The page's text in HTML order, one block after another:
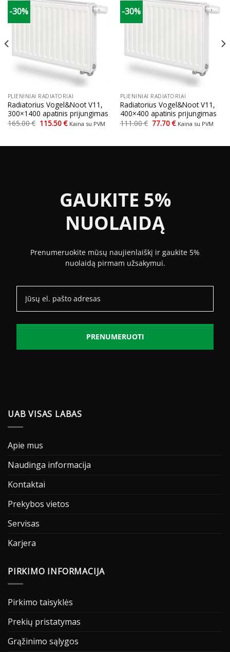
-30%
PLIENINIAI RADIATORIAI
Radiatorius Vogel&Noot V11,
300×1400 apatinis prijungimas
165.00€ Original
price
115.50€Current
price
Kaina su PVM
-30%
PLIENINIAI RADIATORIAI
Radiatorius Vogel&Noot V11,
400×400 apatinis prijungimas
111.00€ Original
price
77.70€Current
price
Kaina su PVM
GAUKITE 5%
NUOLAIDĄ
Prenumeruokite mūsų naujienlaiškį ir gaukite 5%
nuolaidą pirmam užsakymui.
PRENUMERUOTI
UAB VISAS LABAS
Apie mus
Naudinga informacija
Kontaktai
Prekybos vietos
Servisas
Karjera
PIRKIMO INFORMACIJA
Pirkimo taisyklės
Prekių pristatymas
Grąžinimo sąlygos